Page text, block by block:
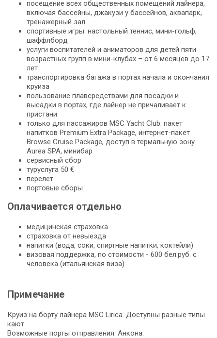
посещение всех общественных помещений лайнера,
включая бассейны, джакузи у бассейнов, аквапарк,
тренажерный зал
спортивные игры: настольный теннис, мини-гольф,
шаффлборд
услуги воспитателей и аниматоров для детей пяти
возрастных групп в мини-клубах – от 6 месяцев до 17
лет
транспортировка багажа в портах начала и окончания
круиза
пользование плавсредствами для посадки и
высадки в портах, где лайнер не причаливает к
пристани
только для пассажиров MSC Yacht Club: пакет
напитков Premium Extra Package, интернет-пакет
Browse Cruise Package, доступ в термальную зону
Aurea SPA, минибар
сервисный сбор
туруслуга 50 €
перелет
портовые сборы
Оплачивается отдельно
медицинская страховка
страховка от невыезда
напитки (вода, соки, спиртные напитки, коктейли)
визовая поддержка, по стоимости - 600 бел.руб. с
человека (итальянская виза)
Примечание
Круиз на борту лайнера MSC Lirica. Доступны разные типы
кают.
Возможные порты отправления: Анкона.